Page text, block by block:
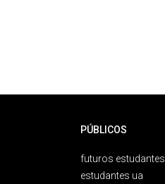
PÚBLICOS
futuros estudantes
estudantes ua